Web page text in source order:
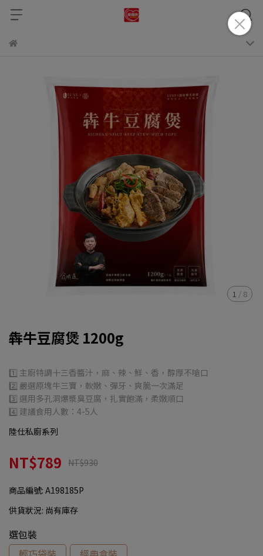
1 / 8
犇牛豆腐煲 1200g
1️⃣ 主廚特調十三香醬汁，麻、辣、鮮、香，醇厚不嗆口
2️⃣ 嚴選原塊牛三寶，軟嫩、彈牙、爽脆一次滿足
3️⃣ 選用多孔洞爆漿臭豆腐，扎實飽滿，柔嫩順口
4️⃣ 建議食用人數：4-5人
陸仕私廚系列
NT$789 NT$930
商品編號: A198185P
供貨狀況: 尚有庫存
選包裝